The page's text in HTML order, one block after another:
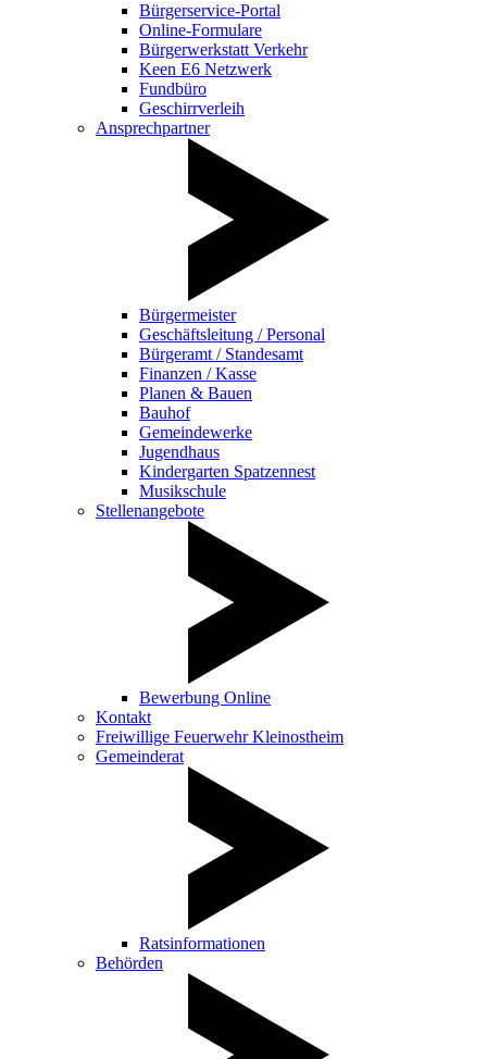
Bürgerservice-Portal
Online-Formulare
Bürgerwerkstatt Verkehr
Keen E6 Netzwerk
Fundbüro
Geschirrverleih
Ansprechpartner
Bürgermeister
Geschäftsleitung / Personal
Bürgeramt / Standesamt
Finanzen / Kasse
Planen & Bauen
Bauhof
Gemeindewerke
Jugendhaus
Kindergarten Spatzennest
Musikschule
Stellenangebote
Bewerbung Online
Kontakt
Freiwillige Feuerwehr Kleinostheim
Gemeinderat
Ratsinformationen
Behörden